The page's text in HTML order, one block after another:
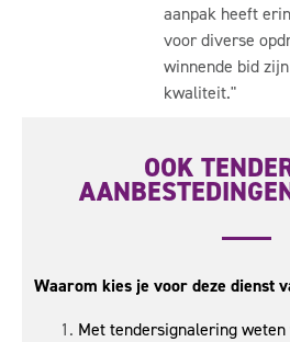
aanpak heeft
voor diverse
winnende bid
kwaliteit."
OOK
Waarom kies je voor deze dienst
Met tendersignalering